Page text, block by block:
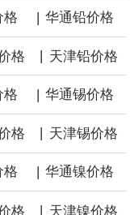
37.34万辆，累计同比增
量29304台，去年同期
年同期15.33万台，累计同
格 | 华通铅价格
格 天津铅价格
格 | 华通锡价格
格 天津锡价格
格 | 华通镍价格
格 | 天津镍价格